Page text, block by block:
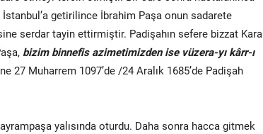
getirilince İbrahim Paşa onun sadarete
serdar tayin ettirmiştir. Padişahın sefere bizzat Kara
bizim binnefis azimetimizden ise vüzera-yı kârr-ı
27 Muharrem 1097’de /24 Aralık 1685’de Padişah
yalısında oturdu. Daha sonra hacca gitmek